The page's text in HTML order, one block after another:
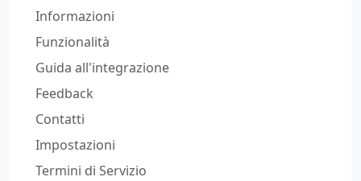
Informazioni
Funzionalità
Guida all'integrazione
Feedback
Contatti
Impostazioni
Termini di Servizio